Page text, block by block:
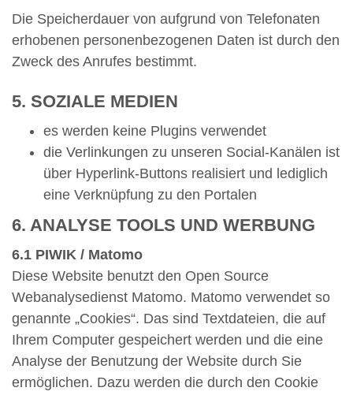
Die Speicherdauer von aufgrund von Telefonaten
erhobenen personenbezogenen Daten ist durch den
Zweck des Anrufes bestimmt.
5. SOZIALE MEDIEN
es werden keine Plugins verwendet
die Verlinkungen zu unseren Social-Kanälen ist
über Hyperlink-Buttons realisiert und lediglich
eine Verknüpfung zu den Portalen
6. ANALYSE TOOLS UND WERBUNG
6.1 PIWIK / Matomo
Diese Website benutzt den Open Source
Webanalysedienst Matomo. Matomo verwendet so
genannte „Cookies“. Das sind Textdateien, die auf
Ihrem Computer gespeichert werden und die eine
Analyse der Benutzung der Website durch Sie
ermöglichen. Dazu werden die durch den Cookie